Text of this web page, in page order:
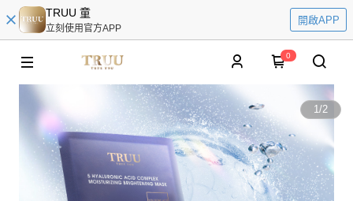
TRUU 童
立刻使用官方APP
開啟APP
0
1/2